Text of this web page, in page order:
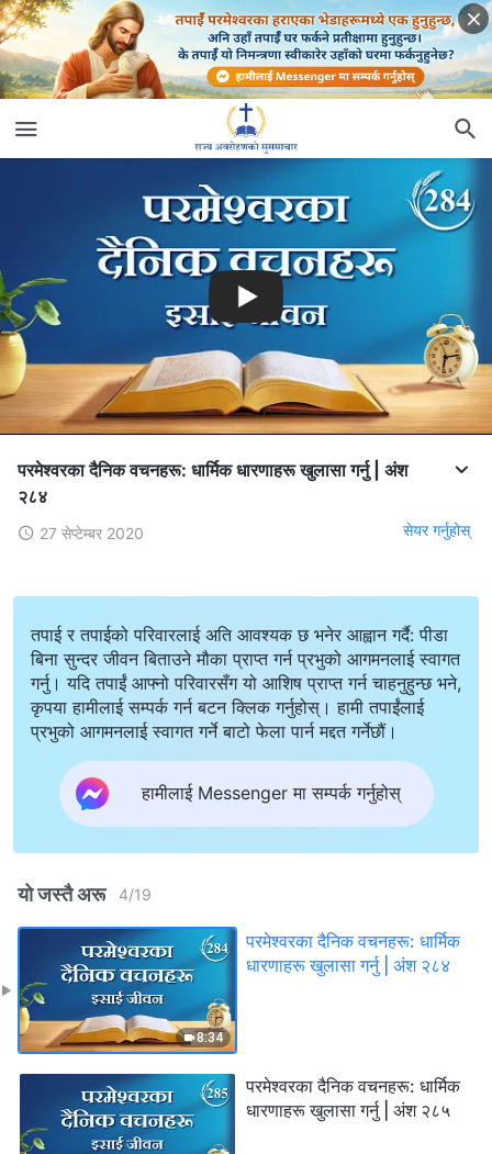
परमेश्‍वरका दैनिक वचनहरू: धार्मिक धारणाहरू खुलासा गर्नु | अंश
२८४
27 सेप्टेम्बर 2020 सेयर गर्नुहोस्
तपाई र तपाईको परिवारलाई अति आवश्यक छ भनेर आह्वान गर्दै: पीडा
बिना सुन्दर जीवन बिताउने मौका प्राप्त गर्न प्रभुको आगमनलाई स्वागत
गर्नु। यदि तपाईं आफ्नो परिवारसँग यो आशिष प्राप्त गर्न चाहनुहुन्छ भने,
कृपया हामीलाई सम्पर्क गर्न बटन क्लिक गर्नुहोस्। हामी तपाईंलाई
प्रभुको आगमनलाई स्वागत गर्ने बाटो फेला पार्न मद्दत गर्नेछौं।
हामीलाई Messenger मा सम्पर्क गर्नुहोस्
यो जस्तै अरू 4/19
8:34
परमेश्‍वरका दैनिक वचनहरू: धार्मिक
धारणाहरू खुलासा गर्नु | अंश २८४
परमेश्‍वरका दैनिक वचनहरू: धार्मिक
धारणाहरू खुलासा गर्नु | अंश २८५